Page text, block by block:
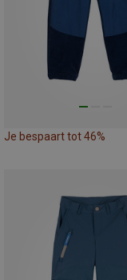
Je bespaart tot 46%